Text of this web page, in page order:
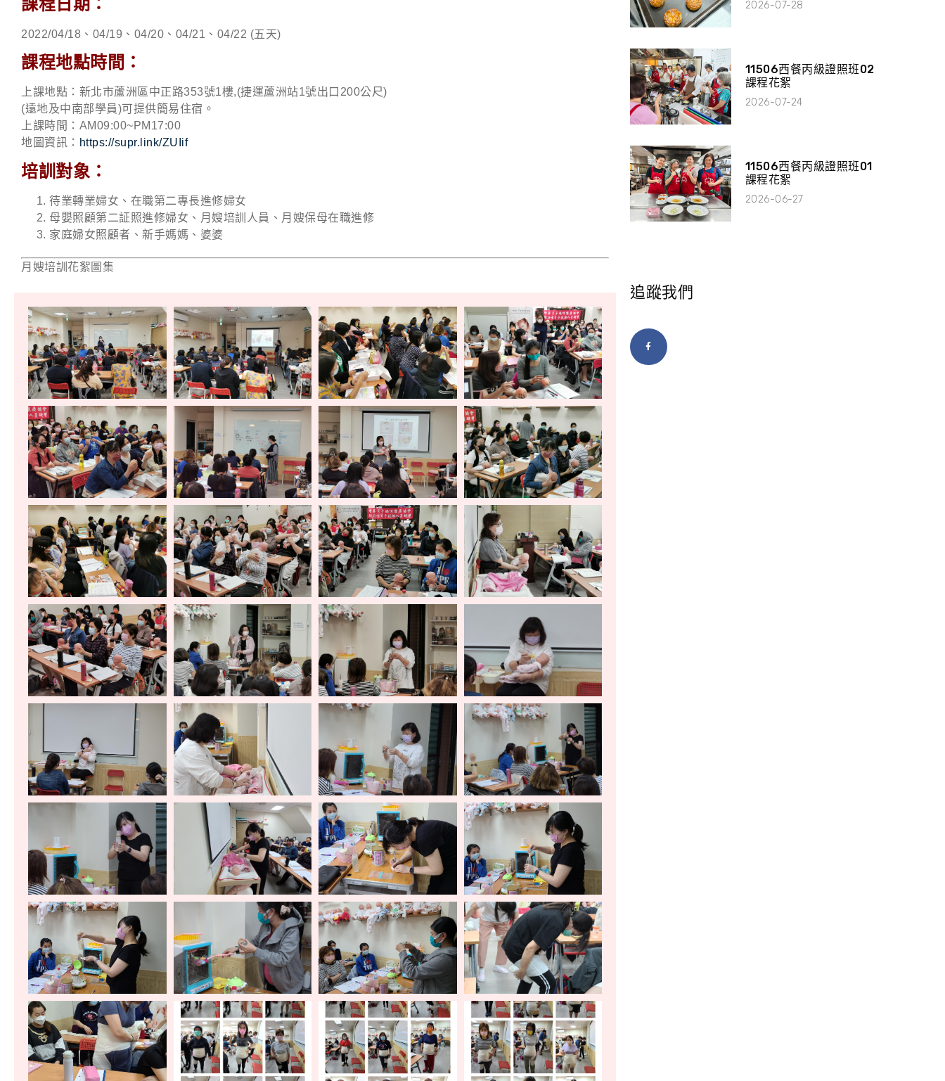
2022/04/18、04/19、04/20、04/21、04/22 (五天)
課程地點時間：
上課地點：新北市蘆洲區中正路353號1樓,(捷運蘆洲站1號出口200公尺)
(遠地及中南部學員)可提供簡易住宿。
上課時間：AM09:00~PM17:00
地圖資訊： https://supr.link/ZUIif
培訓對象：
待業轉業婦女、在職第二專長進修婦女
母嬰照顧第二証照進修婦女、月嫂培訓人員、月嫂保母在職進修
家庭婦女照顧者、新手媽媽、婆婆
月嫂培訓花絮圖集
2026-07-28
11506西餐丙級證照班02
課程花絮
2026-07-24
11506西餐丙級證照班01
課程花絮
2026-06-27
追蹤我們